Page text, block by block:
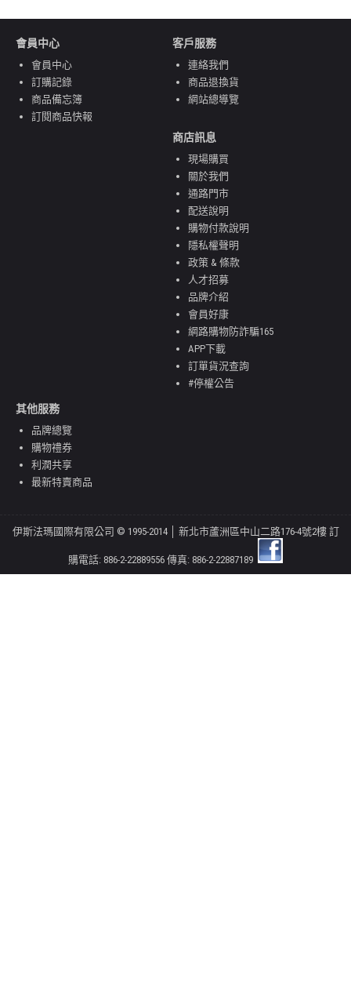
會員中心
會員中心
訂購記錄
商品備忘簿
訂閱商品快報
客戶服務
連絡我們
商品退換貨
網站總導覽
商店訊息
現場購買
關於我們
通路門市
配送說明
購物付款說明
隱私權聲明
政策 & 條款
人才招募
品牌介紹
會員好康
網路購物防詐騙165
APP下載
訂單貨況查詢
#停權公告
其他服務
品牌總覽
購物禮券
利潤共享
最新特賣商品
伊斯法瑪國際有限公司 © 1995-2014 │ 新北市蘆洲區中山二路176-4號2樓 訂
購電話: 886-2-22889556 傳真: 886-2-22887189